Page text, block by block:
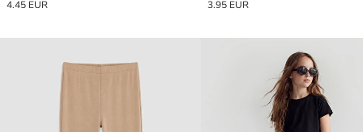
4.45 EUR 3.95 EUR